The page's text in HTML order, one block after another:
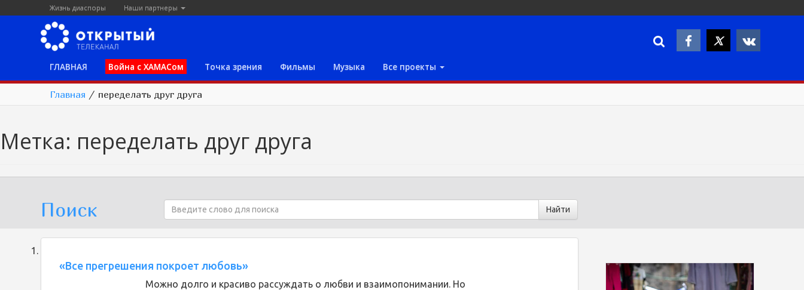
Жизнь диаспоры Наши партнеры
ГЛАВНАЯ Война с ХАМАСом Точка зрения Фильмы Музыка Все проекты
Главная / переделать друг друга
Метка: переделать друг друга
Поиск
«Все прегрешения покроет любовь»
Можно долго и красиво рассуждать о любви и взаимопонимании. Но